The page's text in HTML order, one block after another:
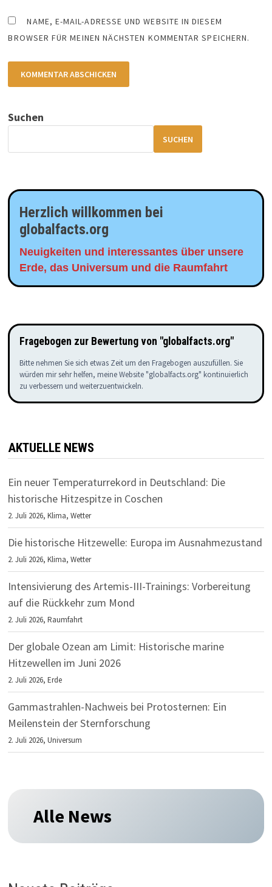
NAME, E-MAIL-ADRESSE UND WEBSITE IN DIESEM
BROWSER FÜR MEINEN NÄCHSTEN KOMMENTAR SPEICHERN.
Suchen
SUCHEN
Herzlich willkommen bei
globalfacts.org
Neuigkeiten und interessantes über unsere
Erde, das Universum und die Raumfahrt
Fragebogen zur Bewertung von "globalfacts.org"
Bitte nehmen Sie sich etwas Zeit um den Fragebogen auszufüllen. Sie
würden mir sehr helfen, meine Website "globalfacts.org" kontinuierlich
zu verbessern und weiterzuentwickeln.
AKTUELLE NEWS
Ein neuer Temperaturrekord in Deutschland: Die
historische Hitzespitze in Coschen
2. Juli 2026,Klima,Wetter
Die historische Hitzewelle: Europa im Ausnahmezustand
2. Juli 2026,Klima,Wetter
Intensivierung des Artemis-III-Trainings: Vorbereitung
auf die Rückkehr zum Mond
2. Juli 2026,Raumfahrt
Der globale Ozean am Limit: Historische marine
Hitzewellen im Juni 2026
2. Juli 2026,Erde
Gammastrahlen-Nachweis bei Protosternen: Ein
Meilenstein der Sternforschung
2. Juli 2026,Universum
Alle News